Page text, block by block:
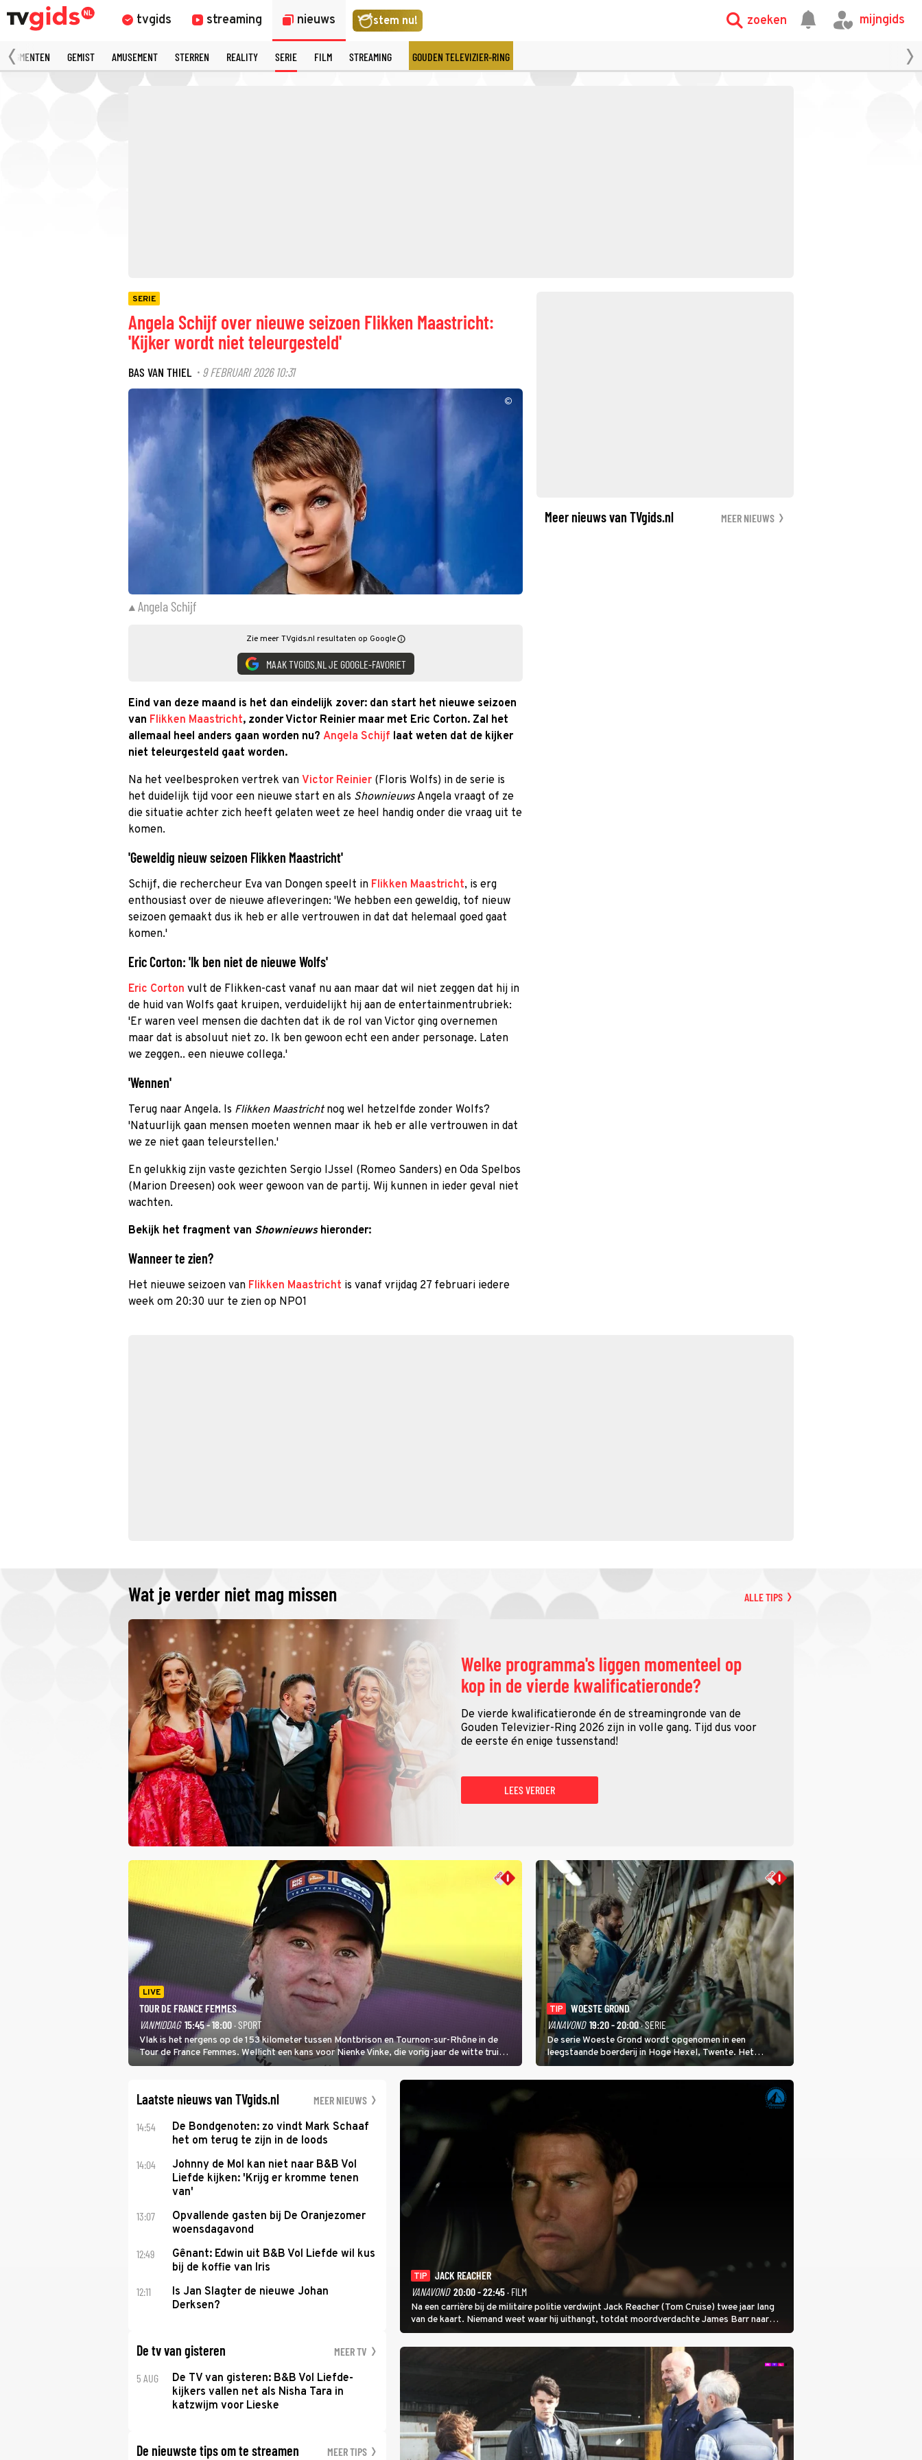
tvgids streaming nieuws stem nu! zoeken mijngids
GEMIST AMUSEMENT STERREN REALITY SERIE FILM STREAMING GOUDEN TELEVIZIER-RING
SERIE
Angela Schijf over nieuwe seizoen Flikken Maastricht:
'Kijker wordt niet teleurgesteld'
BAS VAN THIEL· 9 FEBRUARI 2026 10:31
©
Angela Schijf
Zie meer TVgids.nl resultaten op Google
MAAK TVGIDS.NL JE GOOGLE-FAVORIET
Eind van deze maand is het dan eindelijk zover: dan start het nieuwe seizoen
van Flikken Maastricht, zonder Victor Reinier maar met Eric Corton. Zal het
allemaal heel anders gaan worden nu? Angela Schijf laat weten dat de kijker
niet teleurgesteld gaat worden.
Na het veelbesproken vertrek van Victor Reinier (Floris Wolfs) in de serie is
het duidelijk tijd voor een nieuwe start en als Shownieuws Angela vraagt of ze
die situatie achter zich heeft gelaten weet ze heel handig onder die vraag uit te
komen.
'Geweldig nieuw seizoen Flikken Maastricht'
Schijf, die rechercheur Eva van Dongen speelt in Flikken Maastricht, is erg
enthousiast over de nieuwe afleveringen: 'We hebben een geweldig, tof nieuw
seizoen gemaakt dus ik heb er alle vertrouwen in dat dat helemaal goed gaat
komen.'
Eric Corton: 'Ik ben niet de nieuwe Wolfs'
Eric Corton vult de Flikken-cast vanaf nu aan maar dat wil niet zeggen dat hij in
de huid van Wolfs gaat kruipen, verduidelijkt hij aan de entertainmentrubriek:
'Er waren veel mensen die dachten dat ik de rol van Victor ging overnemen
maar dat is absoluut niet zo. Ik ben gewoon echt een ander personage. Laten
we zeggen.. een nieuwe collega.'
'Wennen'
Terug naar Angela. Is Flikken Maastrichtnog wel hetzelfde zonder Wolfs?
'Natuurlijk gaan mensen moeten wennen maar ik heb er alle vertrouwen in dat
we ze niet gaan teleurstellen.'
En gelukkig zijn vaste gezichten Sergio IJssel (Romeo Sanders) en Oda Spelbos
(Marion Dreesen) ook weer gewoon van de partij. Wij kunnen in ieder geval niet
wachten.
Bekijk het fragment van Shownieuwshieronder:
Wanneer te zien?
Het nieuwe seizoen van Flikken Maastricht is vanaf vrijdag 27 februari iedere
week om 20:30 uur te zien op NPO1
Meer nieuws van TVgids.nl MEER NIEUWS
Wat je verder niet mag missen ALLE TIPS
Welke programma's liggen momenteel op
kop in de vierde kwalificatieronde?
De vierde kwalificatieronde én de streamingronde van de
Gouden Televizier-Ring 2026 zijn in volle gang. Tijd dus voor
de eerste én enige tussenstand!
LEES VERDER
LIVE
TOUR DE FRANCE FEMMES
VANMIDDAG 15:45 - 18:00 · SPORT
Vlak is het nergens op de 153 kilometer tussen Montbrison en Tournon-sur-Rhône in de
Tour de France Femmes. Wellicht een kans voor Nienke Vinke, die vorig jaar de witte trui
won.
TIP
WOESTE GROND
VANAVOND 19:20 - 20:00· SERIE
De serie Woeste Grond wordt opgenomen in een
leegstaande boerderij in Hoge Hexel, Twente. Het
melkveebedrijf met 160 koeien moest sluiten, omdat het
dicht bij een Natura 2000-gebied ligt. In de serie heerst er
Laatste nieuws van TVgids.nl MEER NIEUWS
14:54
De Bondgenoten: zo vindt Mark Schaaf
het om terug te zijn in de loods
14:04
Johnny de Mol kan niet naar B&B Vol
Liefde kijken: 'Krijg er kromme tenen
van'
13:07
Opvallende gasten bij De Oranjezomer
woensdagavond
12:49
Gênant: Edwin uit B&B Vol Liefde wil kus
bij de koffie van Iris
12:11
Is Jan Slagter de nieuwe Johan
Derksen?
De tv van gisteren MEER TV
5 AUG
De TV van gisteren: B&B Vol Liefde-
kijkers vallen net als Nisha Tara in
katzwijm voor Lieske
De nieuwste tips om te streamen MEER TIPS
TIP
JACK REACHER
VANAVOND 20:00 - 22:45· FILM
Na een carrière bij de militaire politie verdwijnt Jack Reacher (Tom Cruise) twee jaar lang
van de kaart. Niemand weet waar hij uithangt, totdat moordverdachte James Barr naar
hem vraagt.